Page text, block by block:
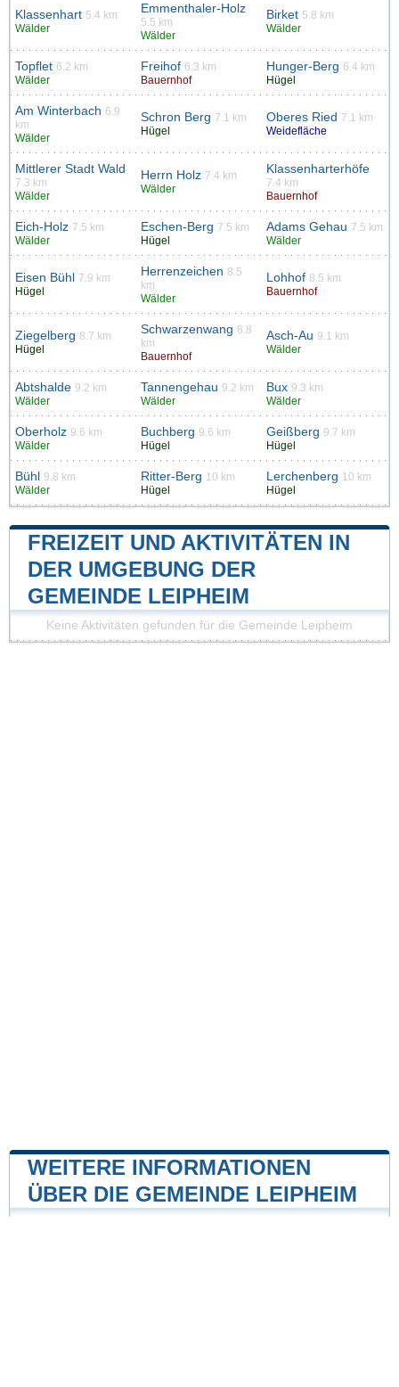
Klassenhart 5.4 km
Wälder
Emmenthaler-Holz
5.5 km
Wälder
Birket 5.8 km
Wälder
Topflet 6.2 km
Wälder
Freihof 6.3 km
Bauernhof
Hunger-Berg 6.4 km
Hügel
Am Winterbach 6.9
km
Wälder
Schron Berg 7.1 km
Hügel
Oberes Ried 7.1 km
Weidefläche
Mittlerer Stadt Wald
7.3 km
Wälder
Herrn Holz 7.4 km
Wälder
Klassenharterhöfe
7.4 km
Bauernhof
Eich-Holz 7.5 km
Wälder
Eschen-Berg 7.5 km
Hügel
Adams Gehau 7.5 km
Wälder
Eisen Bühl 7.9 km
Hügel
Herrenzeichen 8.5
km
Wälder
Lohhof 8.5 km
Bauernhof
Ziegelberg 8.7 km
Hügel
Schwarzenwang 8.8
km
Bauernhof
Asch-Au 9.1 km
Wälder
Abtshalde 9.2 km
Wälder
Tannengehau 9.2 km
Wälder
Bux 9.3 km
Wälder
Oberholz 9.6 km
Wälder
Buchberg 9.6 km
Hügel
Geißberg 9.7 km
Hügel
Bühl 9.8 km
Wälder
Ritter-Berg 10 km
Hügel
Lerchenberg 10 km
Hügel
FREIZEIT UND AKTIVITÄTEN IN
DER UMGEBUNG DER
GEMEINDE LEIPHEIM
Keine Aktivitäten gefunden für die Gemeinde Leipheim
WEITERE INFORMATIONEN
ÜBER DIE GEMEINDE LEIPHEIM